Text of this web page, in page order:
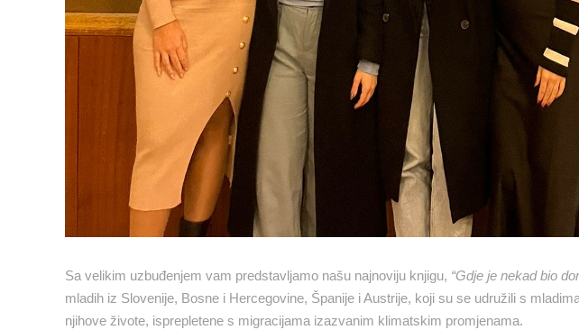
Sa velikim uzbuđenjem vam predstavljamo našu najnoviju knjigu, “Gdje je nekad bio
mladih iz Slovenije, Bosne i Hercegovine, Španije i Austrije, koji su se udružili s
njihove živote, isprepletene s migracijama izazvanim klimatskim promjenama.